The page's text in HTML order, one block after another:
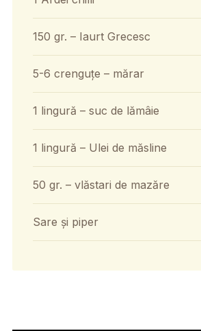
150 gr. – Iaurt Grecesc
5-6 crenguțe – mărar
1 lingură – suc de lămâie
1 lingură – Ulei de măsline
50 gr. – vlăstari de mazăre
Sare și piper